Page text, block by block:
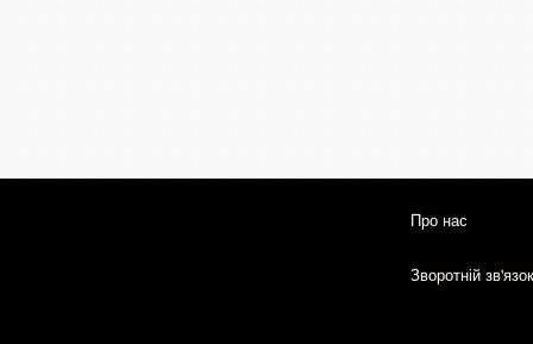
Про нас
Зворотній зв'язок